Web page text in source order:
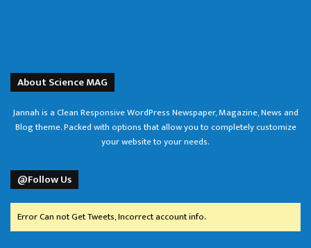
About Science MAG
Jannah is a Clean Responsive WordPress Newspaper, Magazine, News and
Blog theme. Packed with options that allow you to completely customize
your website to your needs.
@Follow Us
Error Can not Get Tweets, Incorrect account info.